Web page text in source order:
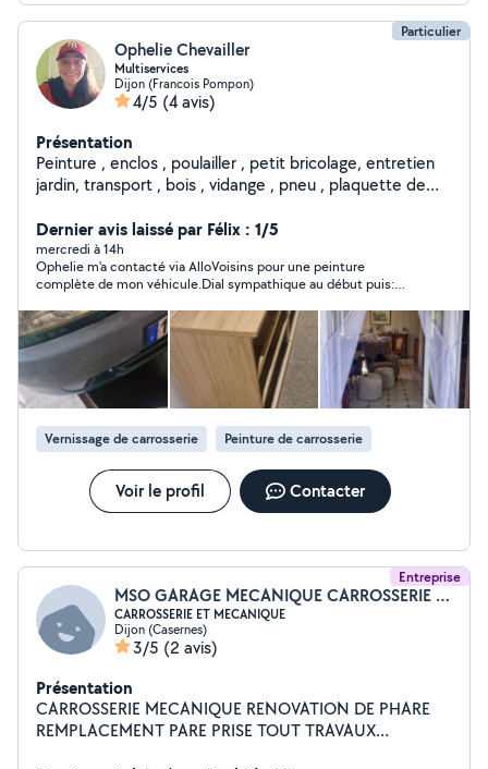
Particulier
Ophelie Chevailler
Multiservices
Dijon (Francois Pompon)
4/5 (4 avis)
Présentation
Peinture , enclos , poulailler , petit bricolage, entretien
jardin, transport , bois , vidange , pneu , plaquette de
Dernier avis laissé par Félix : 1/5
mercredi à 14h
Ophelie m'a contacté via AlloVoisins pour une peinture
complète de mon véhicule.Dial sympathique au début puis:
200 € le lendemain...! À noter : même en fournissant moi-
même peinture et vernis, le tarif restait identique disait-elle, ce
qui pose question sur la véritable cohérence du devis. Motif
évoqué : Passage par prestataire.. Après comparaison, un
professionnel avec 15 ans d’expérience m’a proposé 1 200 €
pour une prestation équivalente (Tout compris en cabine :MO
+ Couches peinture+couches vernis Etc..! ). Conclusion : Tres
deçu du manque de transparence et de cohérence dans ses
echanges et sa tarification . j'ai preféré partir en courant ..! Je
ne recommande pas..!
Vernissage de carrosserie Peinture de carrosserie
Voir le profil Contacter
Entreprise
MSO GARAGE MECANIQUE CARROSSERIE ET SERVICES
CARROSSERIE ET MECANIQUE
Dijon (Casernes)
3/5 (2 avis)
Présentation
CARROSSERIE MECANIQUE RENOVATION DE PHARE
REMPLACEMENT PARE PRISE TOUT TRAVAUX